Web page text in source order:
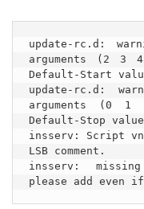
update-rc.d:
arguments (2 3
Default-Start
update-rc.d:
arguments (0 1
Default-Stop
insserv: Script
LSB comment.
insserv:
please add even